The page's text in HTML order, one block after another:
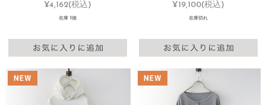
¥4,162(税込)
在庫 1個
¥19,100(税込)
在庫切れ